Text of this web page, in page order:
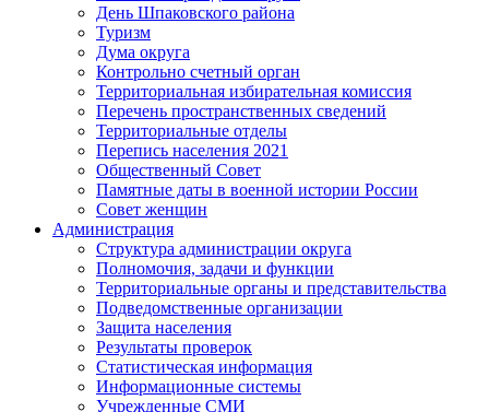
День Шпаковского района
Туризм
Дума округа
Контрольно счетный орган
Территориальная избирательная комиссия
Перечень пространственных сведений
Территориальные отделы
Перепись населения 2021
Общественный Совет
Памятные даты в военной истории России
Совет женщин
Администрация
Структура администрации округа
Полномочия, задачи и функции
Территориальные органы и представительства
Подведомственные организации
Защита населения
Результаты проверок
Статистическая информация
Информационные системы
Учрежденные СМИ